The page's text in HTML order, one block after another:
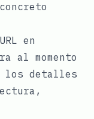
en
al momento
los detalles